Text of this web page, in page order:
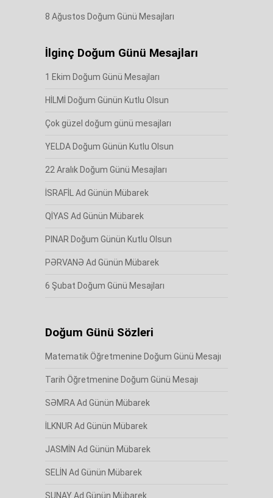
8 Ağustos Doğum Günü Mesajları
İlginç Doğum Günü Mesajları
1 Ekim Doğum Günü Mesajları
HİLMİ Doğum Günün Kutlu Olsun
Çok güzel doğum günü mesajları
YELDA Doğum Günün Kutlu Olsun
22 Aralık Doğum Günü Mesajları
İSRAFİL Ad Günün Mübarek
QİYAS Ad Günün Mübarek
PINAR Doğum Günün Kutlu Olsun
PƏRVANƏ Ad Günün Mübarek
6 Şubat Doğum Günü Mesajları
Doğum Günü Sözleri
Matematik Öğretmenine Doğum Günü Mesajı
Tarih Öğretmenine Doğum Günü Mesajı
SƏMRA Ad Günün Mübarek
İLKNUR Ad Günün Mübarek
JASMİN Ad Günün Mübarek
SELİN Ad Günün Mübarek
SUNAY Ad Günün Mübarek